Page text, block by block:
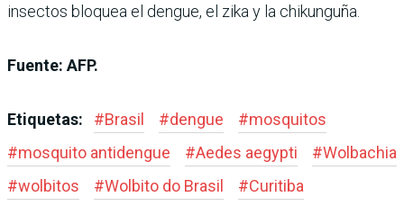
insectos bloquea el dengue, el zika y la chikunguña.
Fuente: AFP.
Etiquetas: #Brasil #dengue #mosquitos
#mosquito antidengue #Aedes aegypti #Wolbachia
#wolbitos #Wolbito do Brasil #Curitiba